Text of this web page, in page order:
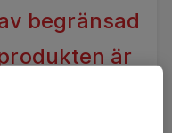
begränsad
är